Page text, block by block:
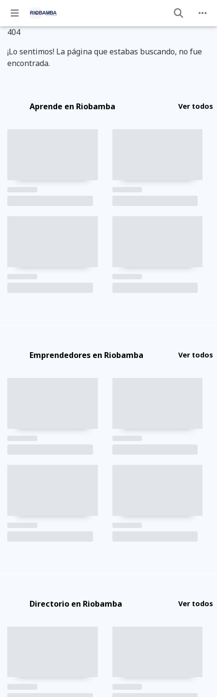
404
¡Lo sentimos! La página que estabas buscando, no fue
encontrada.
Aprende en Riobamba Ver todos
Emprendedores en Riobamba Ver todos
Directorio en Riobamba Ver todos